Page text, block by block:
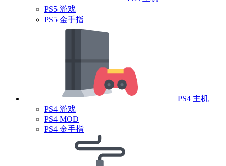
PS5 游戏
PS5 金手指
PS4 主机
PS4 游戏
PS4 MOD
PS4 金手指